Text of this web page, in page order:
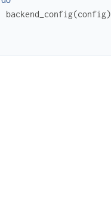
backend_config(config)